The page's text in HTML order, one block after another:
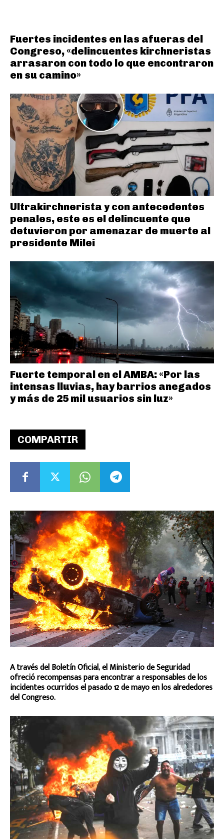
COMPARTIR
A través del Boletín Oficial, el Ministerio de Seguridad
ofreció recompensas para encontrar a responsables de los
incidentes ocurridos el pasado 12 de mayo en los alrededores
del Congreso.
Fuertes incidentes en las afueras del
Congreso, «delincuentes kirchneristas
arrasaron con todo lo que encontraron
en su camino»
Ultrakirchnerista y con antecedentes
penales, este es el delincuente que
detuvieron por amenazar de muerte al
presidente Milei
Fuerte temporal en el AMBA: «Por las
intensas lluvias, hay barrios anegados
y más de 25 mil usuarios sin luz»